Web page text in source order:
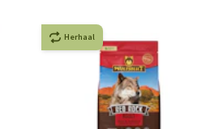
Herhaal